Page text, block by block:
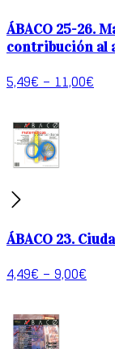
ÁBACO 25-26.
contribución al
5,49€–11,00€
ÁBACO 23.
4,49€–9,00€